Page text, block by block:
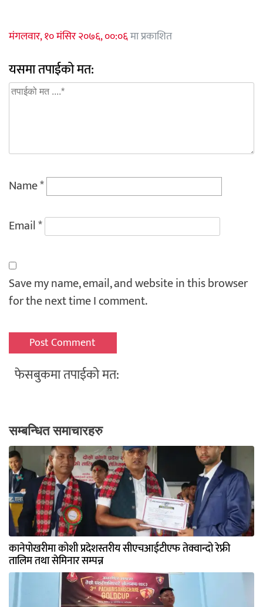
मंगलवार, १० मंसिर २०७६, ००:०६मा प्रकाशित
यसमा तपाईको मत:
Name*
Email*
Save my name, email, and website in this browser
for the next time I comment.
फेसबुकमा तपाईको मत:
सम्बन्धित समाचारहरु
कानेपोखरीमा कोशी प्रदेशस्तरीय सीएचआईटीएफ तेक्वान्दो रेफ्री
तालिम तथा सेमिनार सम्पन्न